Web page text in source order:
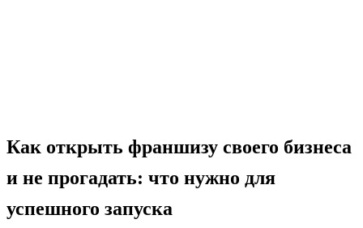
Как открыть франшизу своего бизнеса
и не прогадать: что нужно для
успешного запуска